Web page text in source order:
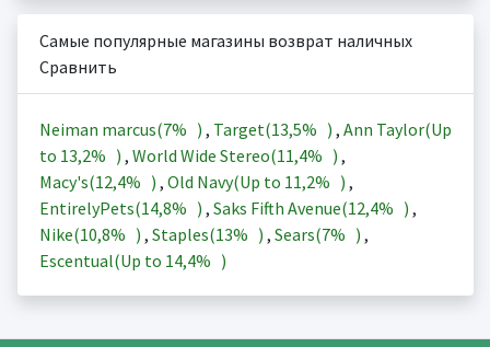
Самые популярные магазины возврат наличных
Сравнить
Neiman marcus(7% ) , Target(13,5% ) , Ann Taylor(Up
to 13,2% ) , World Wide Stereo(11,4% ) ,
Macy's(12,4% ) , Old Navy(Up to 11,2% ) ,
EntirelyPets(14,8% ) , Saks Fifth Avenue(12,4% ) ,
Nike(10,8% ) , Staples(13% ) , Sears(7% ) ,
Escentual(Up to 14,4% )